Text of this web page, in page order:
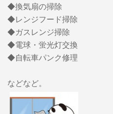
◆換気扇の掃除
◆レンジフード掃除
◆ガスレンジ掃除
◆電球・蛍光灯交換
◆自転車パンク修理
などなど。